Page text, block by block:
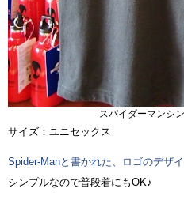
スパイダーマンシ
サイズ：ユニセックス
Spider-Manと書かれた、ロゴのデザイ
シンプルなので普段着にもOK♪